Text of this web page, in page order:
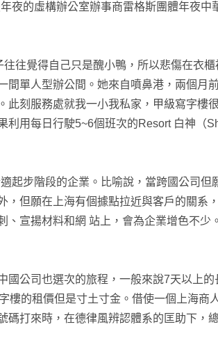
夜的虛構辦公室辦事商雷格斯團體年夜中
自己只是醜小鴨，所以悲傷在衣櫃裡
間單人型辦公間。她來自噴鼻港，兩個月
此刻服務處就我一小我私家，甲級寫字
利用每日行駛5~6個班次的Resort 白神（
段的企業。比喻說，當跨國公司但願
，但願在上海有個據點拉近與客戶的關
、宣揚材料和網 站上，會為企業增色不少
也選次的旅程，一般來說7天以上的長
樓的租價但是寸土寸金。借使一個上海
碼打來時，在德律風辨認體系的匡助下，